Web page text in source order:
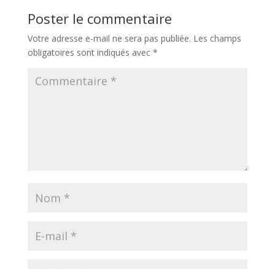
Poster le commentaire
Votre adresse e-mail ne sera pas publiée. Les champs
obligatoires sont indiqués avec *